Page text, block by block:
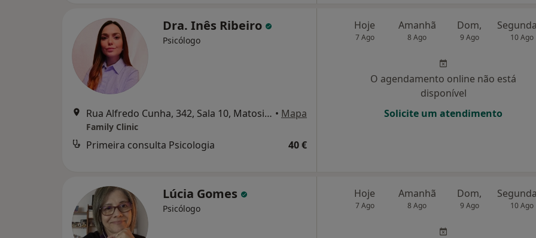
Dra. Inês Ribeiro
Psicólogo
Rua Alfredo Cunha, 342, Sala 10, Matosinhos • Mapa
Family Clinic
Primeira consulta Psicologia 40 €
Hoje
7 Ago
Amanhã
8 Ago
Dom,
9 Ago 10 Ago
O agendamento online não está
disponível
Solicite um atendimento
Lúcia Gomes
Psicólogo
Hoje
7 Ago
Amanhã
8 Ago
Dom,
9 Ago 10 Ago